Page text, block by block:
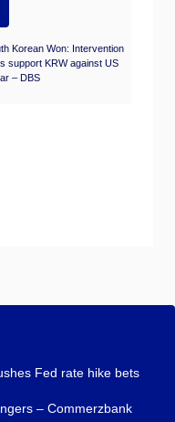
Korean Won: Intervention
support KRW against US
– DBS
Fed rate hike bets
– Commerzbank